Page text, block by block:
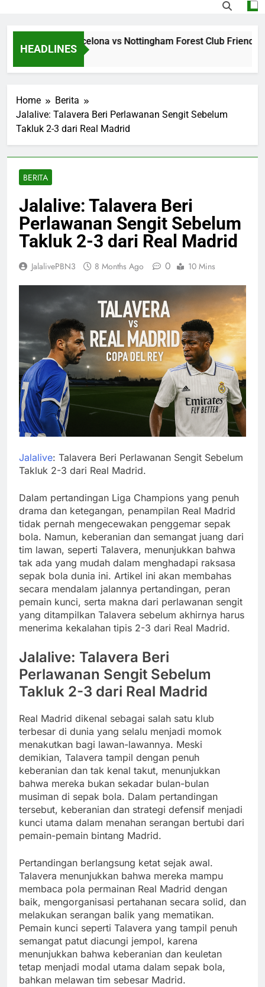
HEADLINES
Jalalive Barcelona vs Nottingham Forest Club Friendly
Home
Berita
Jalalive: Talavera Beri Perlawanan Sengit Sebelum
Takluk 2-3 dari Real Madrid
BERITA
Jalalive: Talavera Beri
Perlawanan Sengit Sebelum
Takluk 2-3 dari Real Madrid
JalalivePBN3 8 Months Ago 0 10 Mins
Jalalive: Talavera Beri Perlawanan Sengit Sebelum
Takluk 2-3 dari Real Madrid.
Dalam pertandingan Liga Champions yang penuh
drama dan ketegangan, penampilan Real Madrid
tidak pernah mengecewakan penggemar sepak
bola. Namun, keberanian dan semangat juang dari
tim lawan, seperti Talavera, menunjukkan bahwa
tak ada yang mudah dalam menghadapi raksasa
sepak bola dunia ini. Artikel ini akan membahas
secara mendalam jalannya pertandingan, peran
pemain kunci, serta makna dari perlawanan sengit
yang ditampilkan Talavera sebelum akhirnya harus
menerima kekalahan tipis 2-3 dari Real Madrid.
Jalalive: Talavera Beri
Perlawanan Sengit Sebelum
Takluk 2-3 dari Real Madrid
Real Madrid dikenal sebagai salah satu klub
terbesar di dunia yang selalu menjadi momok
menakutkan bagi lawan-lawannya. Meski
demikian, Talavera tampil dengan penuh
keberanian dan tak kenal takut, menunjukkan
bahwa mereka bukan sekadar bulan-bulan
musiman di sepak bola. Dalam pertandingan
tersebut, keberanian dan strategi defensif menjadi
kunci utama dalam menahan serangan bertubi dari
pemain-pemain bintang Madrid.
Pertandingan berlangsung ketat sejak awal.
Talavera menunjukkan bahwa mereka mampu
membaca pola permainan Real Madrid dengan
baik, mengorganisasi pertahanan secara solid, dan
melakukan serangan balik yang mematikan.
Pemain kunci seperti Talavera yang tampil penuh
semangat patut diacungi jempol, karena
menunjukkan bahwa keberanian dan keuletan
tetap menjadi modal utama dalam sepak bola,
bahkan melawan tim sebesar Madrid.